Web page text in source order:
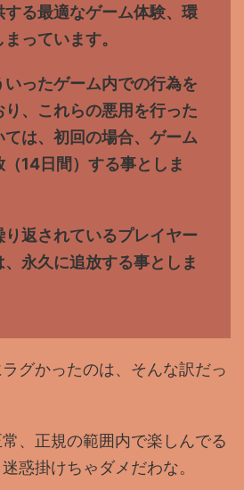
る最適なゲーム体験、環
っています。
ったゲーム内での行為を
、これらの悪用を行った
は、初回の場合、ゲーム
14日間）する事としま
返されているプレイヤー
永久に追放する事としま
グかったのは、そんな訳だっ
、正規の範囲内で楽しんでる
惑掛けちゃダメだわな。